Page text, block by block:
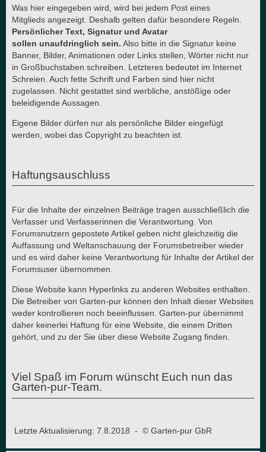
Was hier eingegeben wird, wird bei jedem Post eines
Mitglieds angezeigt. Deshalb gelten dafür besondere Regeln.
Persönlicher Text, Signatur und Avatar
sollen unaufdringlich sein. Also bitte in die Signatur keine
Banner, Bilder, Animationen oder Links stellen, Wörter nicht nur
in Großbuchstaben schreiben. Letzteres bedeutet im Internet
Schreien. Auch fette Schrift und Farben sind hier nicht
zugelassen. Nicht gestattet sind werbliche, anstößige oder
beleidigende Aussagen.
Eigene Bilder dürfen nur als persönliche Bilder eingefügt
werden, wobei das Copyright zu beachten ist.
Haftungsauschluss
Für die Inhalte der einzelnen Beiträge tragen ausschließlich die
Verfasser und Verfasserinnen die Verantwortung. Von
Forumsnutzern gepostete Artikel geben nicht gleichzeitig die
Auffassung und Weltanschauung der Forumsbetreiber wieder
und es wird daher keine Verantwortung für Inhalte der Artikel der
Forumsuser übernommen.
Diese Website kann Hyperlinks zu anderen Websites enthalten.
Die Betreiber von Garten-pur können den Inhalt dieser Websites
weder kontrollieren noch beeinflussen. Garten-pur übernimmt
daher keinerlei Haftung für eine Website, die einem Dritten
gehört, und zu der Sie über diese Website Zugang finden.
Viel Spaß im Forum wünscht Euch nun das
Garten-pur-Team.
Letzte Aktualisierung: 7.8.2018 - © Garten-pur GbR